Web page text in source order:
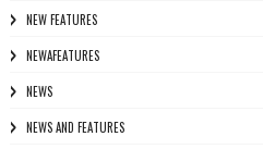
NEW FEATURES
NEWAFEATURES
NEWS
NEWS AND FEATURES